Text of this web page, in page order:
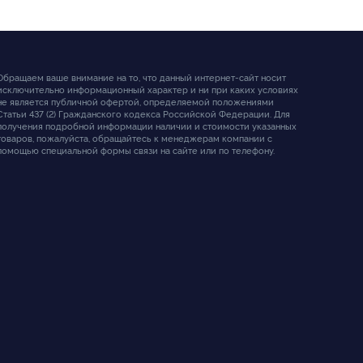
ваше внимание на то, что данный интернет-сайт носит
информационный характер и ни при каких условиях
является публичной офертой, определяемой положениями
437 (2) Гражданского кодекса Российской Федерации. Для
подробной информации наличии и стоимости указанных
пожалуйста, обращайтесь к менеджерам компании с
специальной формы связи на сайте или по телефону.